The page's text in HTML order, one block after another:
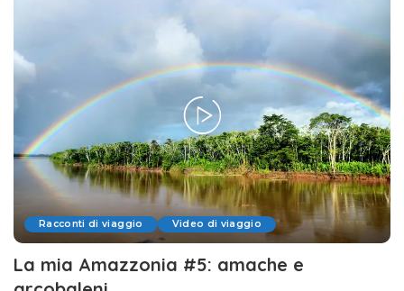
Racconti di viaggio Video di viaggio
La mia Amazzonia #5: amache e